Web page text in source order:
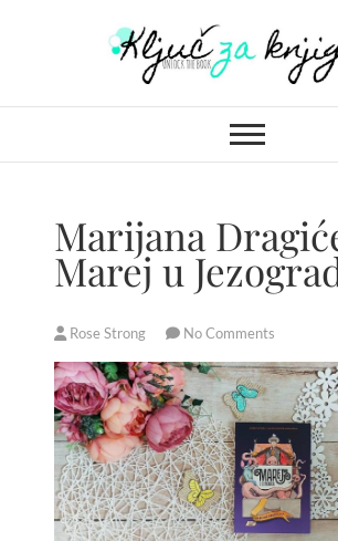
Ključ za
Marijana
Marej u
Rose Strong No Comments